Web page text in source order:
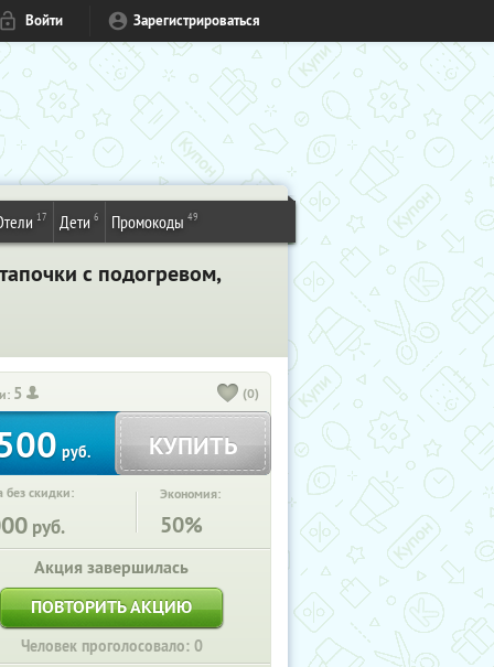
Войти Зарегистрироваться
17 Дети 6 Промокоды 49
с подогревом,
5 (0)
руб. КУПИТЬ
без скидки:
руб.
Экономия:
50%
Акция завершилась
ПОВТОРИТЬ АКЦИЮ
Человек проголосовало: 0